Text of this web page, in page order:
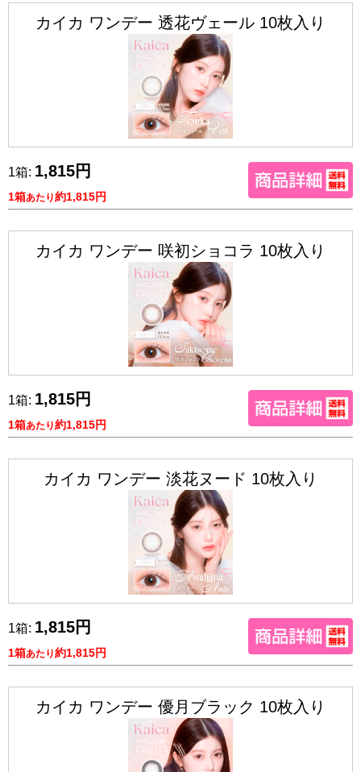
カイカ ワンデー 透花ヴェール 10枚入り
1箱: 1,815円
1箱あたり約1,815円
カイカ ワンデー 咲初ショコラ 10枚入り
1箱: 1,815円
1箱あたり約1,815円
カイカ ワンデー 淡花ヌード 10枚入り
1箱: 1,815円
1箱あたり約1,815円
カイカ ワンデー 優月ブラック 10枚入り